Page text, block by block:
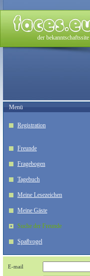
der bekanntschaftssite
Menü
Registration
Freunde
Fragebogen
Tagebuch
Meine Lesezeichen
Meine Gäste
Suche der Freunde
Spaßvogel
E-mail